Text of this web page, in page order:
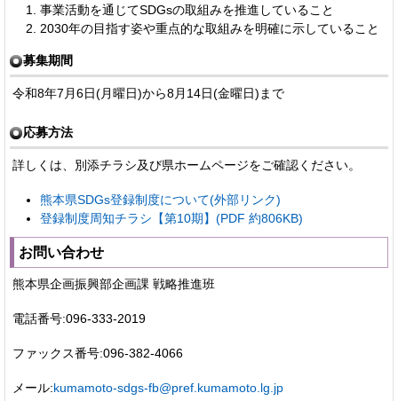
事業活動を通じてSDGsの取組みを推進していること
2030年の目指す姿や重点的な取組みを明確に示していること
募集期間
令和8年7月6日(月曜日)から8月14日(金曜日)まで
応募方法
詳しくは、別添チラシ及び県ホームページをご確認ください。
熊本県SDGs登録制度について(外部リンク)
登録制度周知チラシ【第10期】(PDF 約806KB)
お問い合わせ
熊本県企画振興部企画課 戦略推進班
電話番号:096-333-2019
ファックス番号:096-382-4066
メール:kumamoto-sdgs-fb@pref.kumamoto.lg.jp